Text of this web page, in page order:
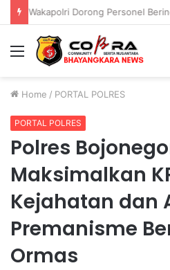
Menu
Home / PORTAL POLRES
PORTAL POLRES
Polres
Maksimalkan
Kejahatan dan
Premanisme
Ormas